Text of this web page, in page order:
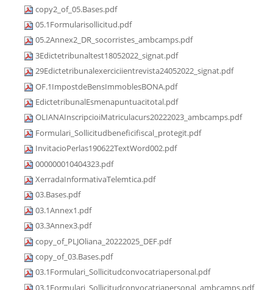
copy2_of_05.Bases.pdf
05.1Formularisollicitud.pdf
05.2Annex2_DR_socorristes_ambcamps.pdf
3Edictetribunaltest18052022_signat.pdf
29Edictetribunalexerciciientrevista24052022_signat.pdf
OF.1ImpostdeBensImmoblesBONA.pdf
EdictetribunalEsmenapuntuacitotal.pdf
OLIANAInscripcioiMatriculacurs20222023_ambcamps.pdf
Formulari_Sollicitudbeneficifiscal_protegit.pdf
InvitacioPerlas190622TextWord002.pdf
000000010404323.pdf
XerradaInformativaTelemtica.pdf
03.Bases.pdf
03.1Annex1.pdf
03.3Annex3.pdf
copy_of_PLJOliana_20222025_DEF.pdf
copy_of_03.Bases.pdf
03.1Formulari_Sollicitudconvocatriapersonal.pdf
03.1Formulari_Sollicitudconvocatriapersonal_ambcamps.pdf